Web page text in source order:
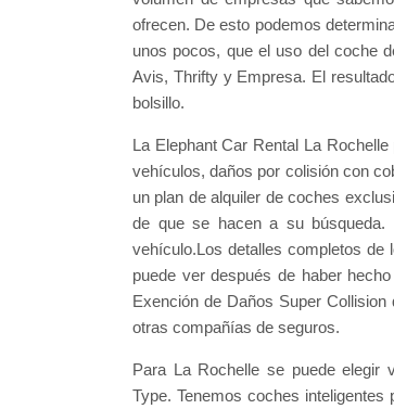
ofrecen. De esto podemos
unos pocos, que el uso del coche
Avis, Thrifty y Empresa. El
bolsillo.
La Elephant Car Rental La
vehículos, daños por colisión con
un plan de alquiler de coches
de que se hacen a su
vehículo.Los detalles completos
puede ver después de haber
Exención de Daños Super
otras compañías de seguros.
Para La Rochelle se puede elegir
Type. Tenemos coches